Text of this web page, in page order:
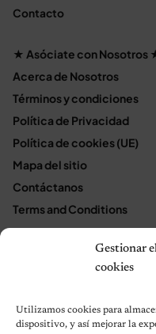
Gestionar
cookies
Utilizamos cookies para
dispositivo, y así mejorar la
Contacto
★ Asóciate con Nosotros
Acerca de Nosotros
Términos y condiciones
Política de Privacidad
Política de cookies (UE)
Mapa del sitio
Contáctanos
Terms and Conditions
© 2026